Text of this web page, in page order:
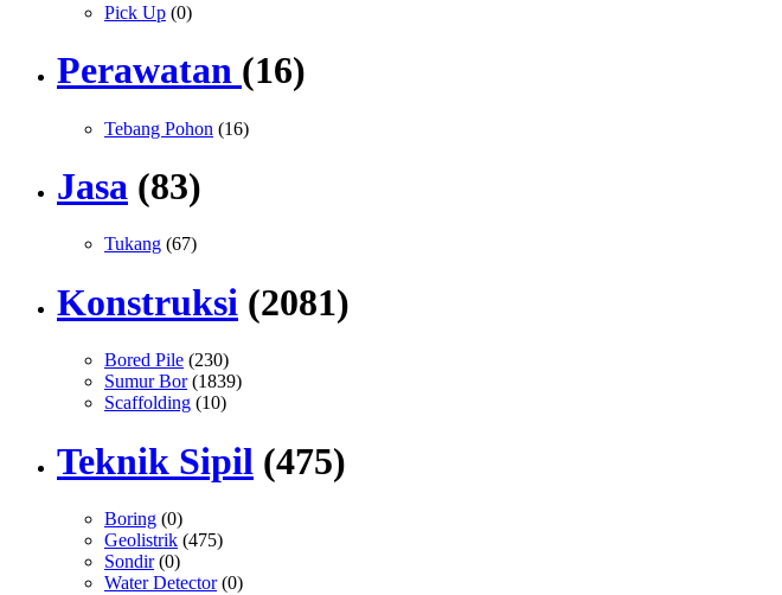
Pick Up (0)
Perawatan (16)
Tebang Pohon (16)
Jasa (83)
Tukang (67)
Konstruksi (2081)
Bored Pile (230)
Sumur Bor (1839)
Scaffolding (10)
Teknik Sipil (475)
Boring (0)
Geolistrik (475)
Sondir (0)
Water Detector (0)